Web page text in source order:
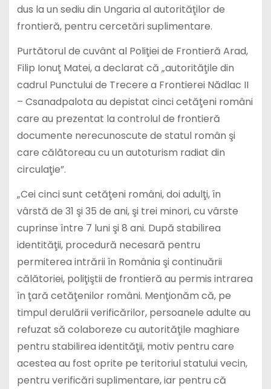
dus la un sediu din Ungaria al autorităţilor de
frontieră, pentru cercetări suplimentare.
Purtătorul de cuvânt al Poliţiei de Frontieră Arad,
Filip Ionuţ Matei, a declarat că „autorităţile din
cadrul Punctului de Trecere a Frontierei Nădlac II
– Csanadpalota au depistat cinci cetăţeni români
care au prezentat la controlul de frontieră
documente nerecunoscute de statul român şi
care călătoreau cu un autoturism radiat din
circulaţie”.
„Cei cinci sunt cetăţeni români, doi adulţi, în
vârstă de 31 şi 35 de ani, şi trei minori, cu vârste
cuprinse între 7 luni şi 8 ani. După stabilirea
identităţii, procedură necesară pentru
permiterea intrării în România şi continuării
călătoriei, poliţiştii de frontieră au permis intrarea
în ţară cetăţenilor români. Menţionăm că, pe
timpul derulării verificărilor, persoanele adulte au
refuzat să colaboreze cu autorităţile maghiare
pentru stabilirea identităţii, motiv pentru care
acestea au fost oprite pe teritoriul statului vecin,
pentru verificări suplimentare, iar pentru că